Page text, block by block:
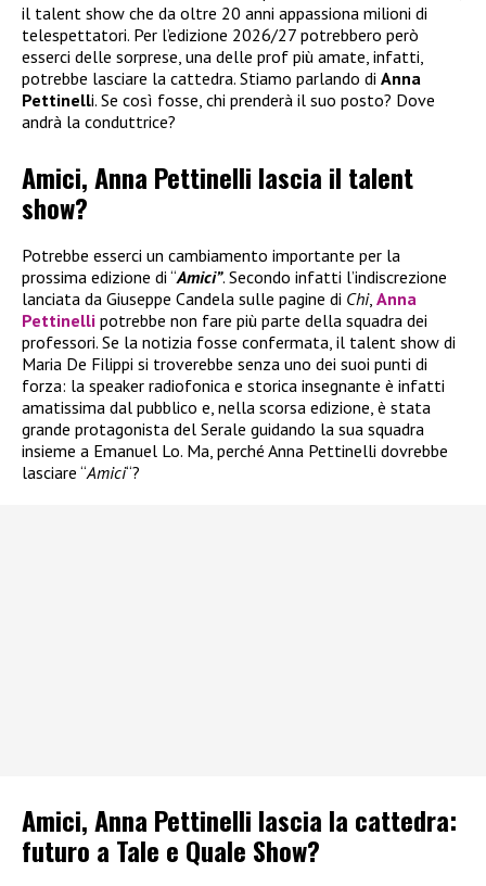
il talent show che da oltre 20 anni appassiona milioni di
telespettatori. Per l’edizione 2026/27 potrebbero però
esserci delle sorprese, una delle prof più amate, infatti,
potrebbe lasciare la cattedra. Stiamo parlando di Anna
Pettinelli. Se così fosse, chi prenderà il suo posto? Dove
andrà la conduttrice?
Amici, Anna Pettinelli lascia il talent
show?
Potrebbe esserci un cambiamento importante per la
prossima edizione di “Amici”. Secondo infatti l’indiscrezione
lanciata da Giuseppe Candela sulle pagine di Chi, Anna
Pettinelli potrebbe non fare più parte della squadra dei
professori. Se la notizia fosse confermata, il talent show di
Maria De Filippi si troverebbe senza uno dei suoi punti di
forza: la speaker radiofonica e storica insegnante è infatti
amatissima dal pubblico e, nella scorsa edizione, è stata
grande protagonista del Serale guidando la sua squadra
insieme a Emanuel Lo. Ma, perché Anna Pettinelli dovrebbe
lasciare “Amici“?
Amici, Anna Pettinelli lascia la cattedra:
futuro a Tale e Quale Show?